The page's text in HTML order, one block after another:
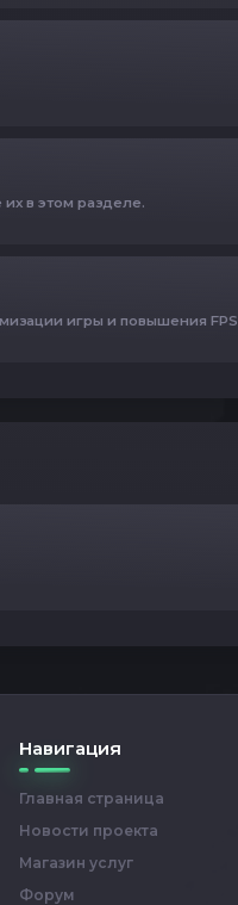
в этом разделе.
игры и повышения FPS
Навигация
Главная страница
Новости проекта
Магазин услуг
Форум